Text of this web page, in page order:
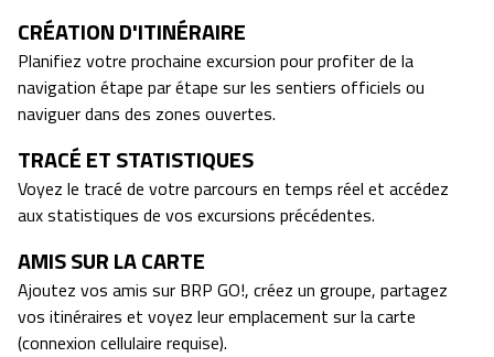
CRÉATION D'ITINÉRAIRE
Planifiez votre prochaine excursion pour profiter de la
navigation étape par étape sur les sentiers officiels ou
naviguer dans des zones ouvertes.
TRACÉ ET STATISTIQUES
Voyez le tracé de votre parcours en temps réel et accédez
aux statistiques de vos excursions précédentes.
AMIS SUR LA CARTE
Ajoutez vos amis sur BRP GO!, créez un groupe, partagez
vos itinéraires et voyez leur emplacement sur la carte
(connexion cellulaire requise).